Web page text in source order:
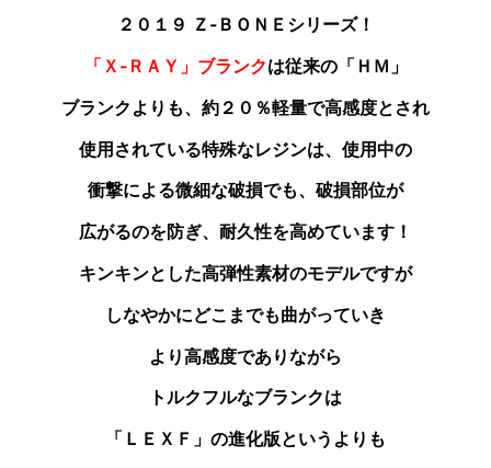
２０１９ Ｚ‐ＢＯＮＥシリーズ！
「Ｘ‐ＲＡＹ」ブランクは従来の「ＨＭ」
ブランクよりも、約２０％軽量で高感度とされ
使用されている特殊なレジンは、使用中の
衝撃による微細な破損でも、破損部位が
広がるのを防ぎ、耐久性を高めています！
キンキンとした高弾性素材のモデルですが
しなやかにどこまでも曲がっていき
より高感度でありながら
トルクフルなブランクは
「ＬＥＸＦ」の進化版というよりも